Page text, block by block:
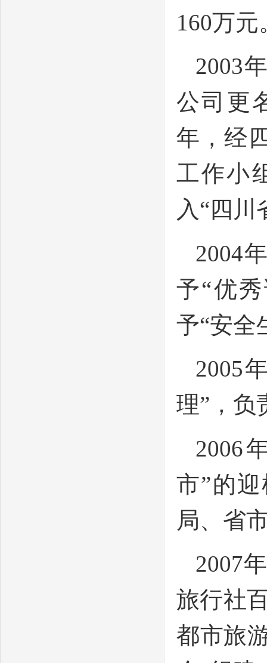
160万元
2003
公司更
年，经
工作小
入“四川
2004
予“优
予“安全
2005
理”，负
2006
市”的
局、省
2007
旅行社
都市旅